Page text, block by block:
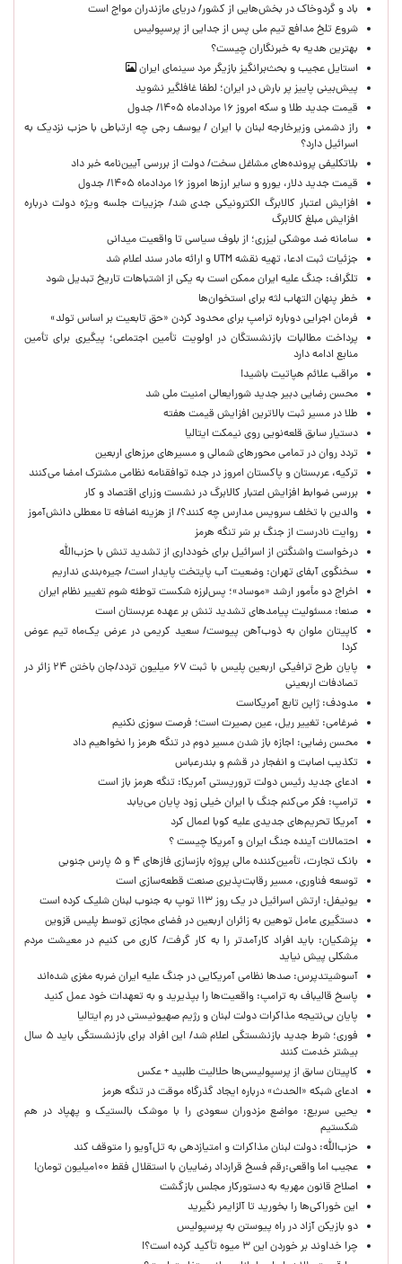
باد و گردوخاک در بخش‌هایی از کشور/ دریای مازندران مواج است
شروع تلخ مدافع تیم ملی پس از جدایی از پرسپولیس
بهترین هدیه به خبرنگاران چیست؟
استایل عجیب و بحث‌برانگیز بازیگر مرد سینمای ایران
پیش‌بینی پاییز پر بارش در ایران؛ لطفا غافلگیر نشوید
قیمت جدید طلا و سکه امروز ۱۶ مردادماه ۱۴۰۵/ جدول
راز دشمنی وزیرخارجه لبنان با ایران / یوسف رجی چه ارتباطی با حزب نزدیک به
اسرائیل دارد؟
بلاتکلیفی پرونده‌های مشاغل سخت/ دولت از بررسی آیین‌نامه خبر داد
قیمت جدید دلار، یورو و سایر ارزها امروز ۱۶ مردادماه ۱۴۰۵/ جدول
افزایش اعتبار کالابرگ الکترونیکی جدی شد/ جزییات جلسه ویژه دولت درباره
افزایش مبلغ کالابرگ
سامانه ضد موشکی لیزری؛ از بلوف سیاسی تا واقعیت میدانی
جزئیات ثبت ادعا، تهیه نقشه UTM و ارائه مادر سند اعلام شد
تلگراف: جنگ علیه ایران ممکن است به یکی از اشتباهات تاریخ تبدیل شود
خطر پنهان التهاب لثه برای استخوان‌ها
فرمان اجرایی دوباره ترامپ برای محدود کردن «حق تابعیت بر اساس تولد»
پرداخت مطالبات بازنشستگان در اولویت تأمین اجتماعی؛ پیگیری برای تأمین
منابع ادامه دارد
مراقب علائم هپاتیت باشید!
محسن رضایی دبیر جدید شورایعالی امنیت ملی شد
طلا در مسیر ثبت بالاترین افزایش قیمت هفته
دستیار سابق قلعه‌نویی روی نیمکت ایتالیا
تردد روان در تمامی محورهای شمالی و مسیرهای مرزهای اربعین
ترکیه، عربستان و پاکستان امروز در جده توافقنامه نظامی مشترک امضا می‌کنند
بررسی ضوابط افزایش اعتبار کالابرگ در نشست وزرای اقتصاد و کار
والدین با تخلف سرویس مدارس چه کنند؟/ از هزینه اضافه تا معطلی دانش‌آموز
روایت نادرست از جنگ بر سَر تنگه هرمز
درخواست واشنگتن از اسرائیل برای خودداری از تشدید تنش با حزب‌الله
سخنگوی آبفای تهران: وضعیت آب پایتخت پایدار است/ جیره‌بندی نداریم
اخراج دو مأمور ارشد «موساد»؛ پس‌لرزه شکست توطئه شوم تغییر نظام ایران
صنعا: مسئولیت پیامدهای تشدید تنش بر عهده عربستان است
کاپیتان ملوان به ذوب‌آهن پیوست/ سعید کریمی در عرض یک‌ماه تیم عوض
کرد!
پایان طرح ترافیکی اربعین پلیس با ثبت ۶۷ میلیون تردد/جان باختن ۲۴ زائر در
تصادفات اربعینی
مدودف: ژاپن تابع آمریکاست
ضرغامی: تغییر ریل، عین بصیرت است؛ فرصت سوزی نکنیم
محسن رضایی: اجازه باز شدن مسیر دوم در تنگه هرمز را نخواهیم داد
تکذیب اصابت و انفجار در قشم و بندرعباس
ادعای جدید رئیس دولت تروریستی آمریکا: تنگه هرمز باز است
ترامپ: فکر می‌کنم جنگ با ایران خیلی زود پایان می‌یابد
آمریکا تحریم‌های جدیدی علیه کوبا اعمال کرد
احتمالات آینده جنگ ایران و آمریکا چیست ؟
بانک تجارت، تأمین‌کننده مالی پروژه بازسازی فازهای ۴ و ۵ پارس جنوبی
توسعه فناوری، مسیر رقابت‌پذیری صنعت قطعه‌سازی است
یونیفل: ارتش اسرائیل در یک روز ۱۱۳ توپ به جنوب لبنان شلیک کرده است
دستگیری عامل توهین به زائران اربعین در فضای مجازی توسط پلیس قزوین
پزشکیان: باید افراد کارآمدتر را به کار گرفت/ کاری می کنیم در معیشت مردم
مشکلی پیش نیاید
آسوشیتدپرس: صدها نظامی آمریکایی در جنگ علیه ایران ضربه مغزی شده‌اند
پاسخ قالیباف به ترامپ: واقعیت‌ها را بپذیرید و به تعهدات خود عمل کنید
پایان بی‌نتیجه مذاکرات دولت لبنان و رژیم صهیونیستی در رم ایتالیا
فوری؛ شرط جدید بازنشستگی اعلام شد/ این افراد برای بازنشستگی باید ۵ سال
بیشتر خدمت کنند
کاپیتان سابق از پرسپولیسی‌ها حلالیت طلبید + عکس
ادعای شبکه «الحدث» درباره ایجاد گذرگاه موقت در تنگه هرمز
یحیی سریع: مواضع مزدوران سعودی را با موشک بالستیک و پهپاد در هم
شکستیم
حزب‌الله: دولت لبنان مذاکرات و امتیازدهی به تل‌آویو را متوقف کند
عجیب اما واقعی:رقم فسخ قرارداد رضاییان با استقلال فقط ۱۰۰میلیون تومان!
اصلاح قانون مهریه به دستورکار مجلس بازگشت
این خوراکی‌ها را بخورید تا آلزایمر نگیرید
دو بازیکن آزاد در راه پیوستن به پرسپولیس
چرا خداوند بر خوردن این ۳ میوه تأکید کرده است؟!